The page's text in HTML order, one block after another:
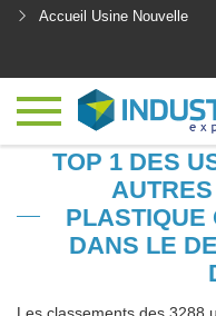
Accueil Usine Nouvelle
TOP 1 DES
PLASTIQUE
DANS LE
Les classements des 3288